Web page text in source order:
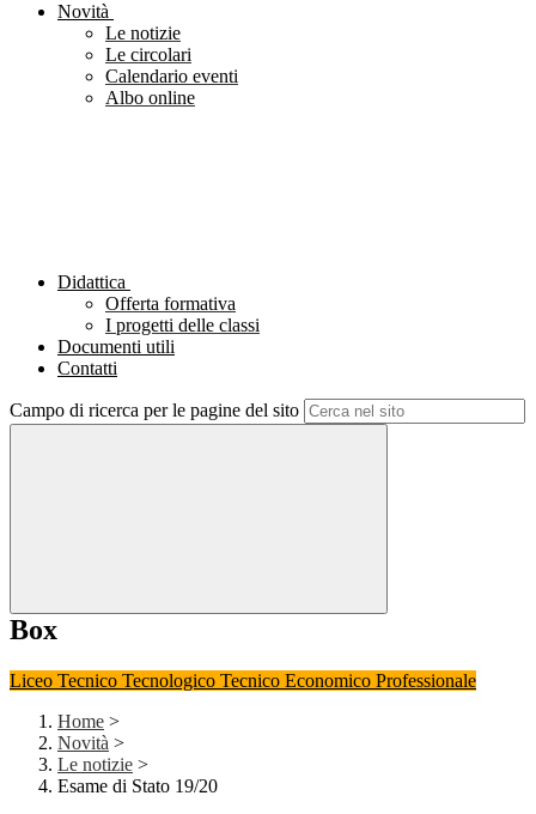
Novità
Le notizie
Le circolari
Calendario eventi
Albo online
Didattica
Offerta formativa
I progetti delle classi
Documenti utili
Contatti
Campo di ricerca per le pagine del sito
Box
Liceo Tecnico Tecnologico Tecnico Economico Professionale
Home >
Novità >
Le notizie >
Esame di Stato 19/20